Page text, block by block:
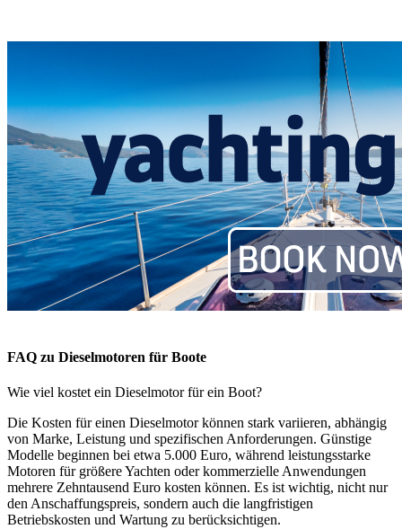
FAQ zu Dieselmotoren für Boote
Wie viel kostet ein Dieselmotor für ein Boot?
Die Kosten für einen Dieselmotor können stark variieren, abhängig
von Marke, Leistung und spezifischen Anforderungen. Günstige
Modelle beginnen bei etwa 5.000 Euro, während leistungsstarke
Motoren für größere Yachten oder kommerzielle Anwendungen
mehrere Zehntausend Euro kosten können. Es ist wichtig, nicht nur
den Anschaffungspreis, sondern auch die langfristigen
Betriebskosten und Wartung zu berücksichtigen.